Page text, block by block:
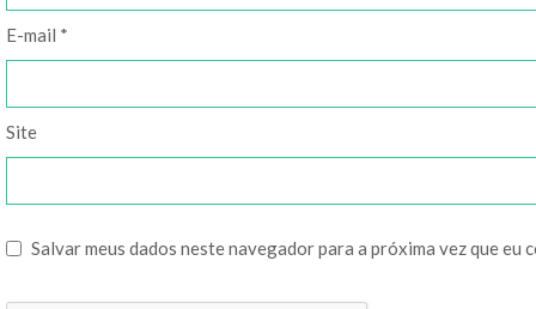
E-mail *
Site
Salvar meus dados neste navegador para a próxima vez que eu